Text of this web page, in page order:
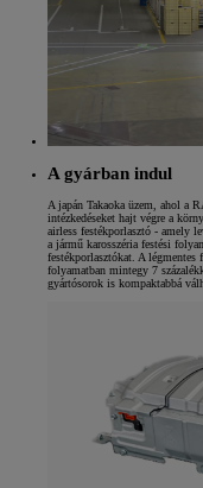
A gyárban indul
A japán Takaoka üzem, ahol a
intézkedéseket hajt végre a
airless festékporlasztó - amely
a jármű karosszéria festési
festékporlasztókat. A légmentes
folyamatban mintegy 7
gyártósorok is kompaktabbá